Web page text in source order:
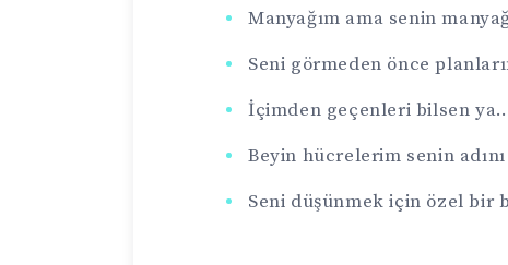
Manyağım ama senin
Seni görmeden önce
İçimden geçenleri bilsen
Beyin hücrelerim senin
Seni düşünmek için özel bir